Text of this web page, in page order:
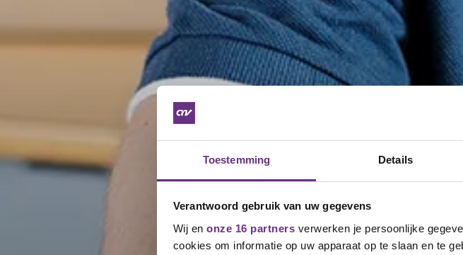
Toestemming Details
Verantwoord gebruik van uw gegevens
Wij en onze 16 partners verwerken je persoonlijke
cookies om informatie op uw apparaat op te slaan en te